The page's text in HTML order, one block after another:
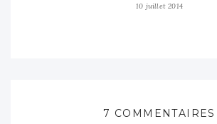
10 juillet 2014
7 COMMENTAIRES